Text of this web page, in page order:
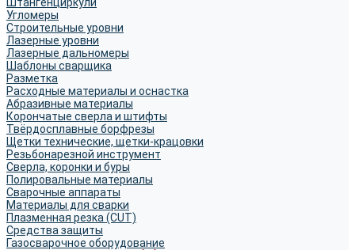
Угломеры
Строительные уровни
Лазерные уровни
Лазерные дальномеры
Шаблоны сварщика
Разметка
Расходные материалы и оснастка
Абразивные материалы
Корончатые сверла и штифты
Твёрдосплавные борфрезы
Щетки технические, щетки-крацовки
Резьбонарезной инструмент
Сверла, коронки и буры
Полировальные материалы
Сварочные аппараты
Материалы для сварки
Плазменная резка (CUT)
Средства защиты
Газосварочное оборудование